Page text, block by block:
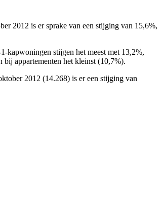
2012 is er sprake van een stijging van 15,6%,
kapwoningen stijgen het meest met 13,2%,
appartementen het kleinst (10,7%).
2012 (14.268) is er een stijging van